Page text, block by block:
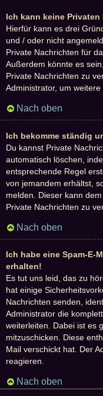
Ich kann keine
Hierfür kann es drei
und / oder nicht
Private Nachrichten für
Außerdem könnte es
Private Nachrichten zu
Administrator, um
Nach oben
Ich bekomme ständig
Du kannst Private
automatisch löschen,
entsprechende Regel
von jemandem erhältst,
melden. Dieser kann
Private Nachrichten zu
Nach oben
Ich habe eine Spam-E-
erhalten!
Es tut uns leid, das zu
hat einige
Nachrichten senden,
Administrator die
weiterleiten. Dabei ist es
mitzuschicken. Diese
Mail verschickt hat. Der
reagieren.
Nach oben